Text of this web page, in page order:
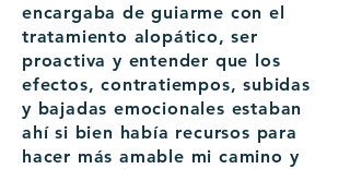
encargaba de guiarme con el
tratamiento alopático, ser
proactiva y entender que los
efectos, contratiempos, subidas
y bajadas emocionales estaban
ahí si bien había recursos para
hacer más amable mi camino y